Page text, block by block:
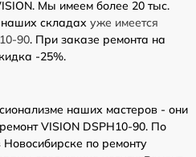
Мы имеем более 20 тыс.
складах уже имеется
90. При заказе ремонта на
-25%.
наших мастеров - они
VISION DSPH10-90. По
по ремонту